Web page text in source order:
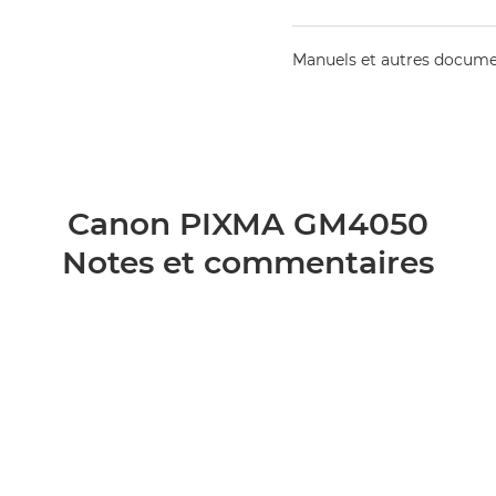
Manuels et autres
Canon PIXMA GM4050
Notes et commentaires